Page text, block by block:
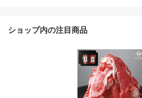
ショップ内の注目商品